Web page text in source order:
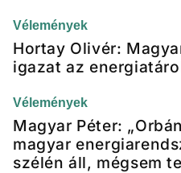
Vélemények
Hortay Olivér:
igazat az
Vélemények
Magyar Péter:
magyar
szélén áll, mégsem